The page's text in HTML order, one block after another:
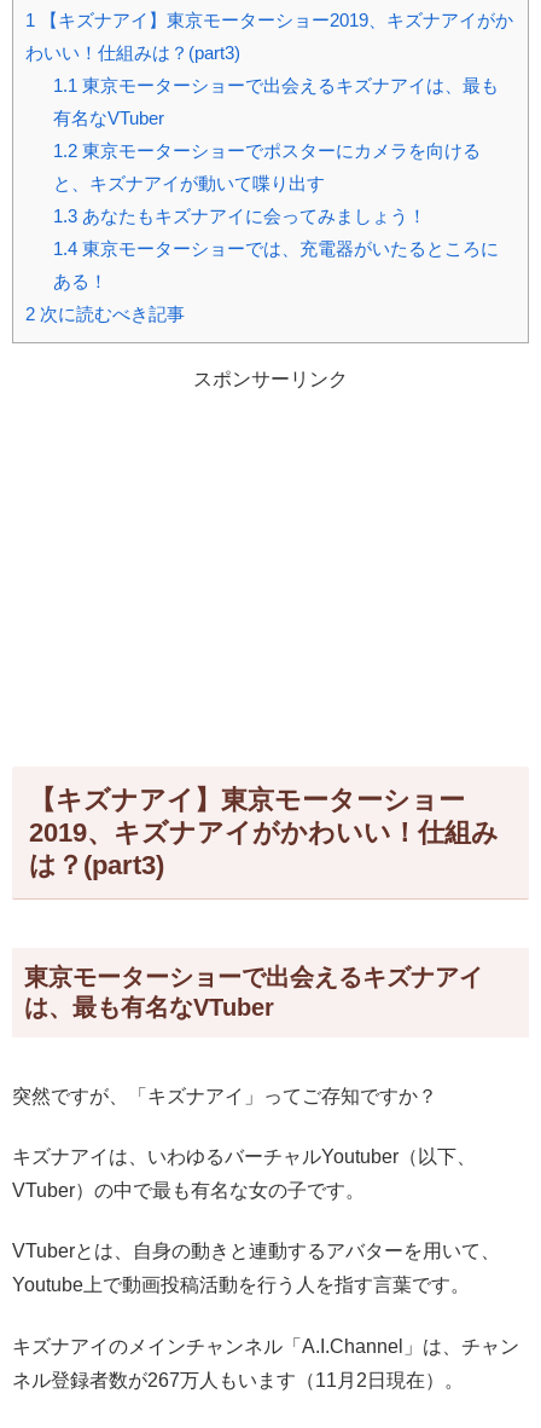
1 【キズナアイ】東京モーターショー2019、キズナアイがか
わいい！仕組みは？(part3)
1.1 東京モーターショーで出会えるキズナアイは、最も
有名なVTuber
1.2東京モーターショーでポスターにカメラを向ける
と、キズナアイが動いて喋り出す
1.3あなたもキズナアイに会ってみましょう！
1.4東京モーターショーでは、充電器がいたるところに
ある！
2 次に読むべき記事
スポンサーリンク
【キズナアイ】東京モーターショー
2019、キズナアイがかわいい！仕組み
は？(part3)
東京モーターショーで出会えるキズナアイ
は、最も有名なVTuber
突然ですが、「キズナアイ」ってご存知ですか？
キズナアイは、いわゆるバーチャルYoutuber（以下、
VTuber）の中で最も有名な女の子です。
VTuberとは、自身の動きと連動するアバターを用いて、
Youtube上で動画投稿活動を行う人を指す言葉です。
キズナアイのメインチャンネル「A.I.Channel」は、チャン
ネル登録者数が267万人もいます（11月2日現在）。